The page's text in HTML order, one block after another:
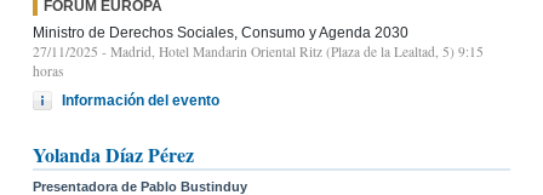
FÓRUM EUROPA
Ministro de Derechos Sociales, Consumo y Agenda 2030
27/11/2025 - Madrid, Hotel Mandarin Oriental Ritz (Plaza de la Lealtad, 5) 9:15
horas
Información del evento
Yolanda Díaz Pérez
Presentadora de Pablo Bustinduy